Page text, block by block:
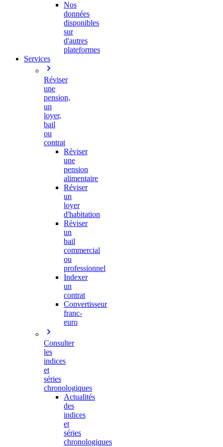
Nos
données
disponibles
sur
d'autres
plateformes
Services
Réviser
une
pension,
un
loyer,
bail
ou
contrat
Réviser
une
pension
alimentaire
Réviser
un
loyer
d'habitation
Réviser
un
bail
commercial
ou
professionnel
Indexer
un
contrat
Convertisseur
franc-
euro
Consulter
les
indices
et
séries
chronologiques
Actualités
des
indices
et
séries
chronologiques